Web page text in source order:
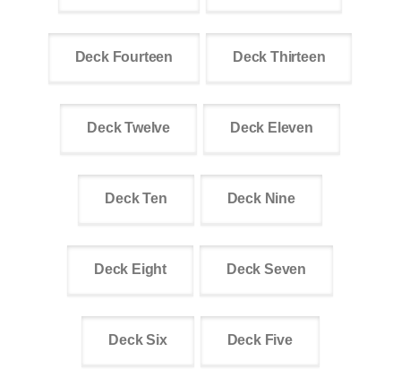
Deck Fourteen Deck Thirteen
Deck Twelve Deck Eleven
Deck Ten Deck Nine
Deck Eight Deck Seven
Deck Six Deck Five